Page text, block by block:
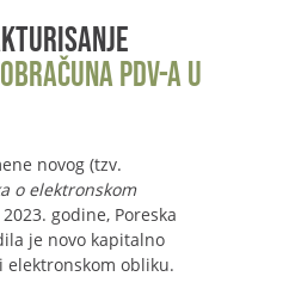
PDV-a u
novog (tzv.
o elektronskom
godine, Poreska
je novo kapitalno
elektronskom obliku.